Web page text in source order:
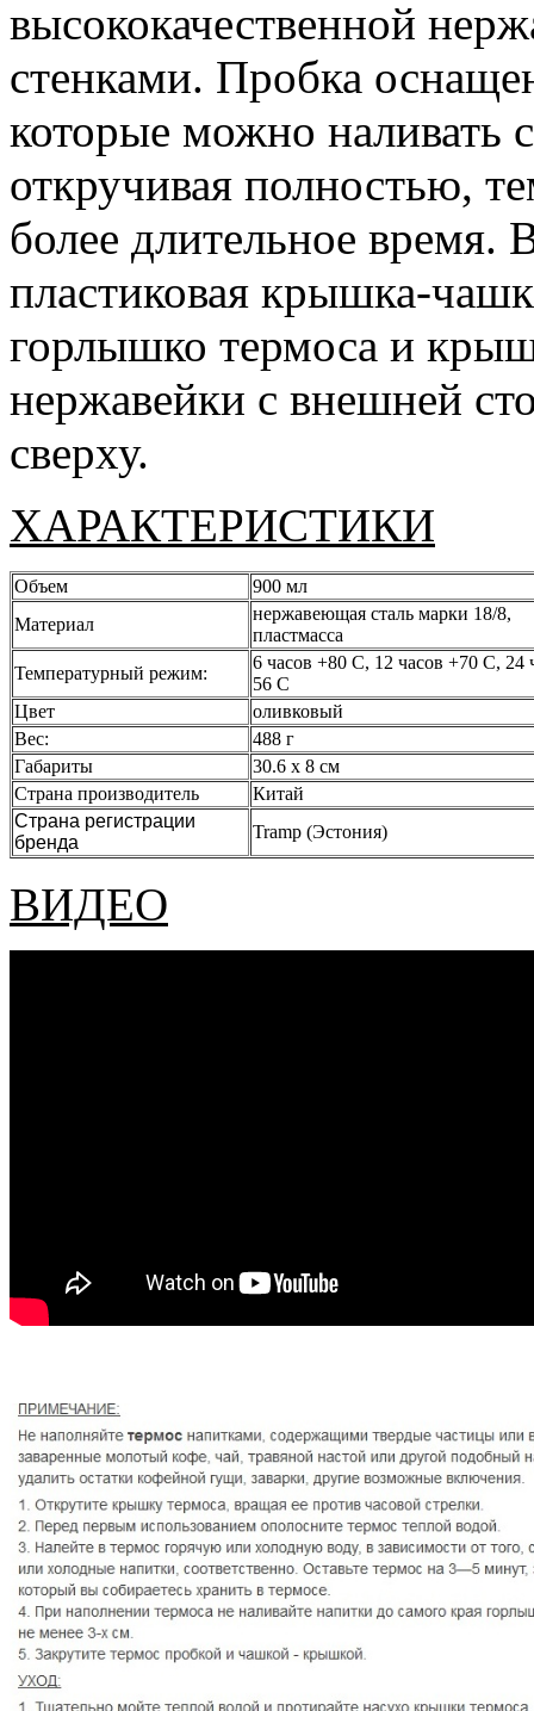
высококачественной
стенками. Пробка
которые можно наливать
откручивая полностью,
более длительное время.
пластиковая крышка-
горлышко термоса и
нержавейки с внешней
сверху.
ХАРАКТЕРИСТИКИ
Объем
900 мл
Материал
нержавеющая сталь марки 18/8,
пластмасса
Температурный режим:
6 часов +80 С, 12 часов +70 С, 24
56 С
Цвет
оливковый
Вес:
488 г
Габариты
30.6 х 8 см
Страна производитель
Китай
Страна регистрации
бренда
Tramp (Эстония)
ВИДЕО